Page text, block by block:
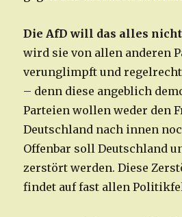
Die AfD will das alles
wird sie von allen anderen
verunglimpft und
– denn diese angeblich
Parteien wollen weder den
Deutschland nach innen
Offenbar soll Deutschland
zerstört werden. Diese
findet auf fast allen